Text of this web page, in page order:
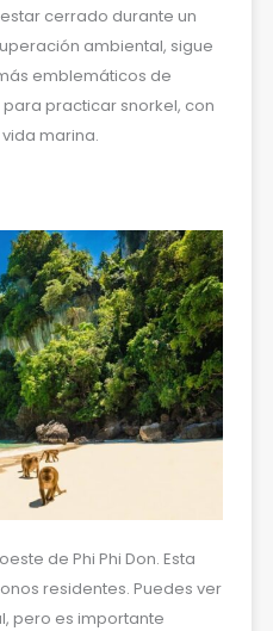
cerrado durante un
ambiental, sigue
emblemáticos de
practicar snorkel, con
marina.
de Phi Phi Don. Esta
residentes. Puedes ver
pero es importante